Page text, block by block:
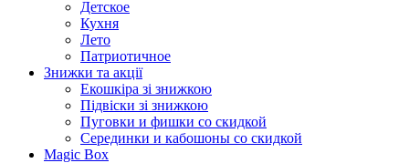
Детское
Кухня
Лето
Патриотичное
Знижки та акції
Екошкіра зі знижкою
Підвіски зі знижкою
Пуговки и фишки со скидкой
Серединки и кабошоны со скидкой
Magic Box